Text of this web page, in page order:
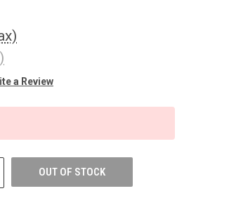
a Review
OUT OF STOCK